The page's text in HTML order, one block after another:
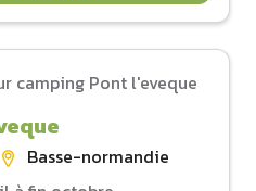
Basse-normandie